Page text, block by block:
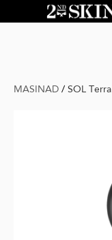
MASINAD / SOL Terra